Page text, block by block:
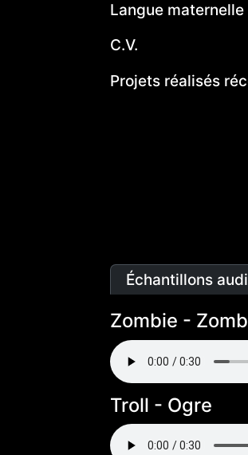
Langue maternelle
C.V.
Projets réalisés
Échantillons
Zombie -
Troll - Ogre